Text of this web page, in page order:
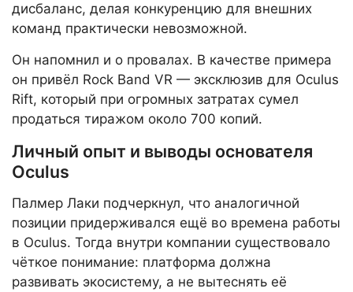
дисбаланс, делая конкуренцию для внешних
команд практически невозможной.
Он напомнил и о провалах. В качестве примера
он привёл Rock Band VR — эксклюзив для Oculus
Rift, который при огромных затратах сумел
продаться тиражом около 700 копий.
Личный опыт и выводы основателя
Oculus
Палмер Лаки подчеркнул, что аналогичной
позиции придерживался ещё во времена работы
в Oculus. Тогда внутри компании существовало
чёткое понимание: платформа должна
развивать экосистему, а не вытеснять её